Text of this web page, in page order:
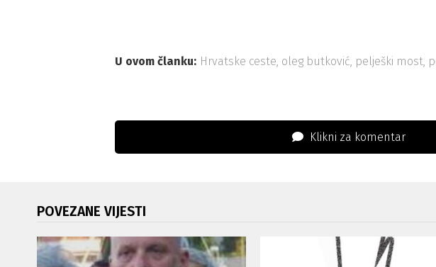
U ovom članku: Hrvatske ceste oleg butković pelješki most
Klikni za komentar
POVEZANE VIJESTI